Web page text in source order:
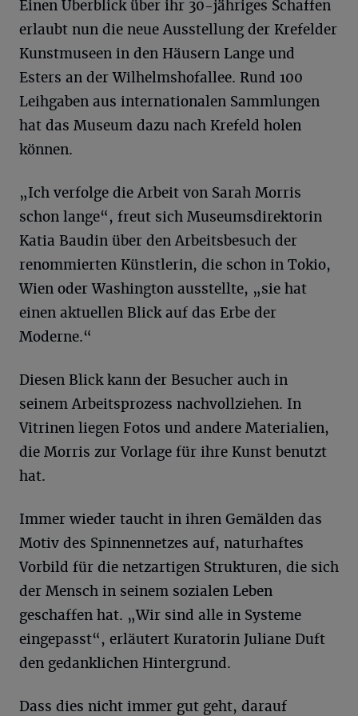
Einen Überblick über ihr 30-jähriges Schaffen
erlaubt nun die neue Ausstellung der Krefelder
Kunstmuseen in den Häusern Lange und
Esters an der Wilhelmshofallee. Rund 100
Leihgaben aus internationalen Sammlungen
hat das Museum dazu nach Krefeld holen
können.
„Ich verfolge die Arbeit von Sarah Morris
schon lange“, freut sich Museumsdirektorin
Katia Baudin über den Arbeitsbesuch der
renommierten Künstlerin, die schon in Tokio,
Wien oder Washington ausstellte, „sie hat
einen aktuellen Blick auf das Erbe der
Moderne.“
Diesen Blick kann der Besucher auch in
seinem Arbeitsprozess nachvollziehen. In
Vitrinen liegen Fotos und andere Materialien,
die Morris zur Vorlage für ihre Kunst benutzt
hat.
Immer wieder taucht in ihren Gemälden das
Motiv des Spinnennetzes auf, naturhaftes
Vorbild für die netzartigen Strukturen, die sich
der Mensch in seinem sozialen Leben
geschaffen hat. „Wir sind alle in Systeme
eingepasst“, erläutert Kuratorin Juliane Duft
den gedanklichen Hintergrund.
Dass dies nicht immer gut geht, darauf